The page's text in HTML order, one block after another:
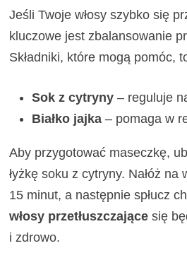
Jeśli Twoje włosy szybko się
kluczowe jest zbalansowanie
Składniki, które mogą pomóc,
Sok z cytryny – reguluje
Białko jajka – pomaga w
Aby przygotować maseczkę,
łyżkę soku z cytryny. Nałóż na
15 minut, a następnie spłucz
włosy przetłuszczające się
i zdrowo.